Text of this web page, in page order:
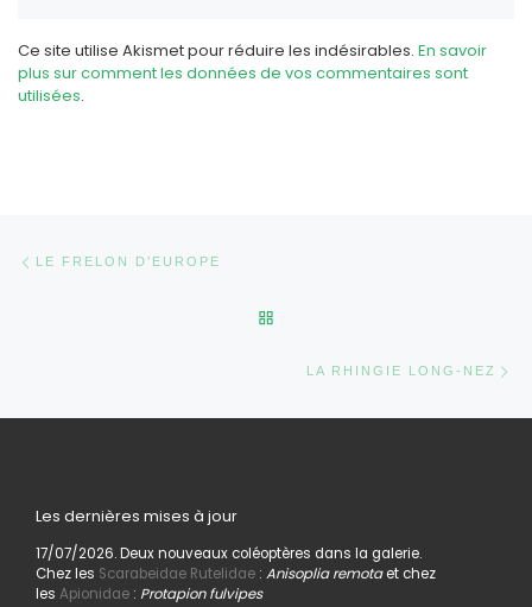
Ce site utilise Akismet pour réduire les indésirables. En savoir
plus sur comment les données de vos commentaires sont
utilisées.
LE FRELON D’EUROPE
LA RHINGIE LONG-NEZ
Les dernières mises à jour
17/07/2026. Deux nouveaux coléoptères dans la galerie.
Chez les Scarabeidae Rutelidae: Anisoplia remotaet chez
les Apionidae: Protapion fulvipes